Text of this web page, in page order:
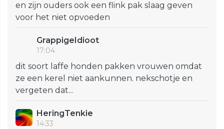
en zijn ouders ook een flink pak slaag geven
voor het niet opvoeden
GrappigeIdioot
17:04
dit soort laffe honden pakken vrouwen omdat
ze een kerel niet aankunnen. nekschotje en
vergeten dat...
HeringTenkie
14:33